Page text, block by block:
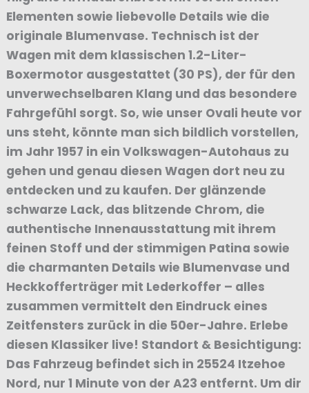
Elementen sowie liebevolle Details wie die
originale Blumenvase. Technisch ist der
Wagen mit dem klassischen 1.2-Liter-
Boxermotor ausgestattet (30 PS), der für den
unverwechselbaren Klang und das besondere
Fahrgefühl sorgt. So, wie unser Ovali heute vor
uns steht, könnte man sich bildlich vorstellen,
im Jahr 1957 in ein Volkswagen-Autohaus zu
gehen und genau diesen Wagen dort neu zu
entdecken und zu kaufen. Der glänzende
schwarze Lack, das blitzende Chrom, die
authentische Innenausstattung mit ihrem
feinen Stoff und der stimmigen Patina sowie
die charmanten Details wie Blumenvase und
Heckkofferträger mit Lederkoffer – alles
zusammen vermittelt den Eindruck eines
Zeitfensters zurück in die 50er-Jahre. Erlebe
diesen Klassiker live! Standort & Besichtigung:
Das Fahrzeug befindet sich in 25524 Itzehoe
Nord, nur 1 Minute von der A23 entfernt. Um dir